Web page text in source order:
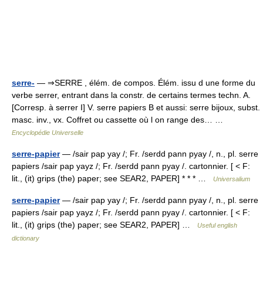
serre- — ⇒SERRE , élém. de compos. Élém. issu d une forme du
verbe serrer, entrant dans la constr. de certains termes techn. A.
[Corresp. à serrer I] V. serre papiers B et aussi: serre bijoux, subst.
masc. inv., vx. Coffret ou cassette où l on range des… …
Encyclopédie Universelle
serre-papier— /sair pap yay /; Fr. /serdd pann pyay /, n., pl. serre
papiers /sair pap yayz /; Fr. /serdd pann pyay /. cartonnier. [ < F:
lit., (it) grips (the) paper; see SEAR2, PAPER] * * * …
Universalium
serre-papier— /sair pap yay /; Fr. /serdd pann pyay /, n., pl. serre
papiers /sair pap yayz /; Fr. /serdd pann pyay /. cartonnier. [ < F:
lit., (it) grips (the) paper; see SEAR2, PAPER] …
Useful english
dictionary